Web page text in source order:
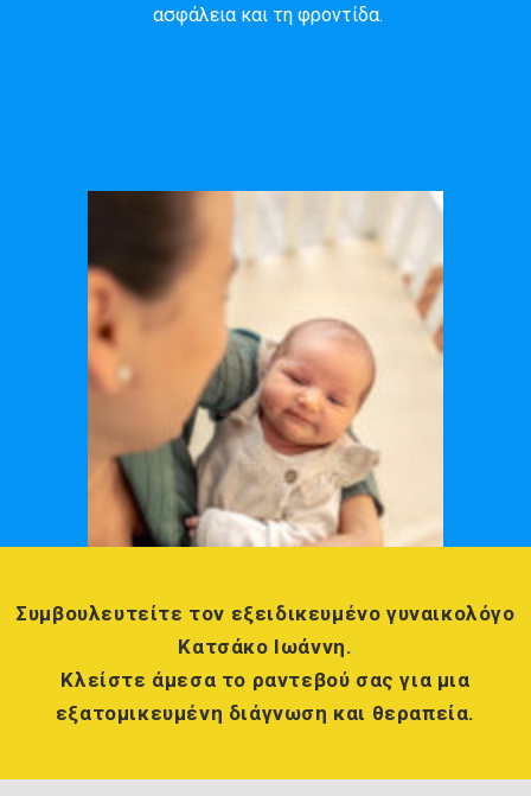
ασφάλεια και τη φροντίδα.
Συμβουλευτείτε τον εξειδικευμένο γυναικολόγο
Κατσάκο Ιωάννη.
Κλείστε άμεσα το ραντεβού σας για μια
εξατομικευμένη διάγνωση και θεραπεία.